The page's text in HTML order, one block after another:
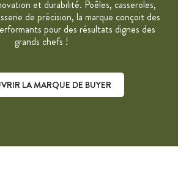
et durabilité. Poêles, casseroles,
de précision, la marque conçoit des
pour des résultats dignes des
grands chefs !
LA MARQUE DE BUYER